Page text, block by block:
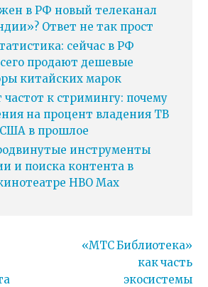
в РФ новый телеканал
Ответ не так прост
сейчас в РФ
продают дешевые
китайских марок
частот к стримингу: почему
на процент владения ТВ
США в прошлое
инструменты
и поиска контента в
HBO Max
«МТС Библиотека»
как часть
экосистемы